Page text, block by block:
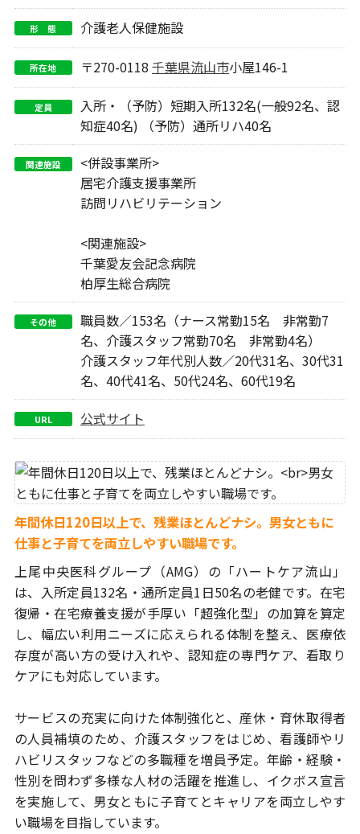
形 態 介護老人保健施設
所在地 〒270-0118 千葉県流山市小屋146-1
定員
入所・（予防）短期入所132名(一般92名、認
知症40名) （予防）通所リハ40名
関連施設
<併設事業所>
居宅介護支援事業所
訪問リハビリテーション
<関連施設>
千葉愛友会記念病院
柏厚生総合病院
その他
職員数／153名（ナース常勤15名 非常勤7
名、介護スタッフ常勤70名 非常勤4名）
介護スタッフ年代別人数／20代31名、30代31
名、40代41名、50代24名、60代19名
URL 公式サイト
年間休日120日以上で、残業ほとんどナシ。 男女ともに
仕事と子育てを両立しやすい職場です。
上尾中央医科グループ（AMG）の「ハートケア流山」
は、入所定員132名・ 通所定員1日50名の老健です。在宅
復帰・在宅療養支援が手厚い「超強化型」 の加算を算定
し、幅広い利用ニーズに応えられる体制を整え、医療依
存度が高い方の受け入れや、認知症の専門ケア、看取り
ケアにも対応しています。
サービスの充実に向けた体制強化と、産休・育休取得者
の人員補填のため、 介護スタッフをはじめ、看護師やリ
ハビリスタッフなどの多職種を増員予定。 年齢・経験・
性別を問わず多様な人材の活躍を推進し、イクボス宣言
を実施して、男女ともに子育てとキャリアを両立しやす
い職場を目指しています。